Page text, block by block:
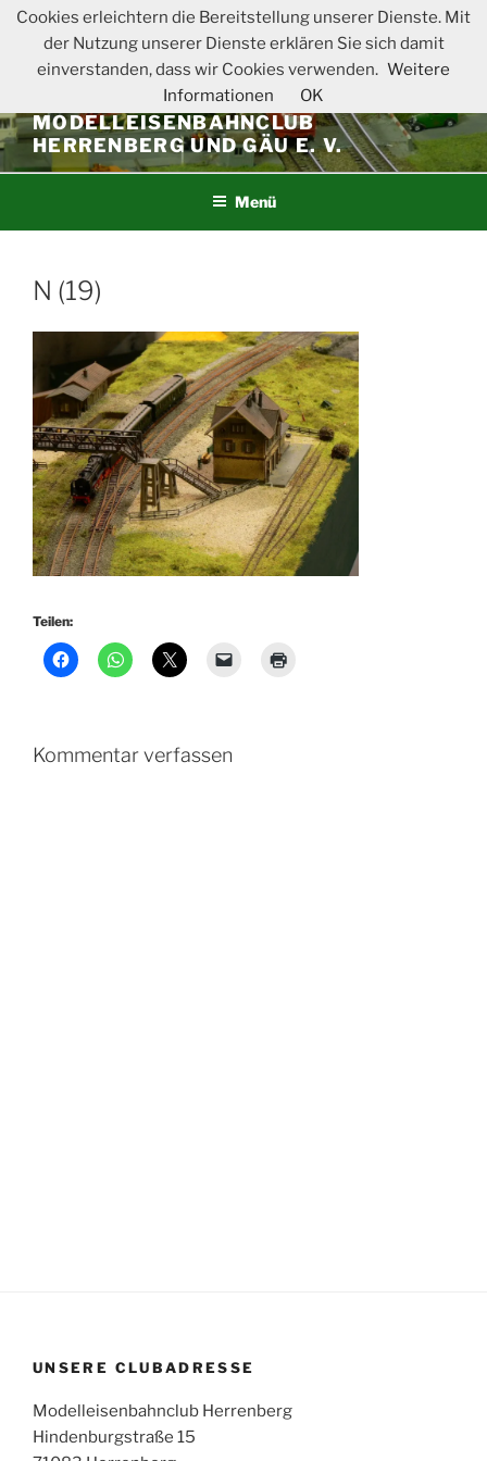
Zum
springen
MODELLEISENBAHNCLUB
HERRENBERG UND GÄU E. V.
Menü
N (19)
Teilen:
Kommentar verfassen
UNSERE CLUBADRESSE
Modelleisenbahnclub Herrenberg
Hindenburgstraße 15
Cookies erleichtern die Bereitstellung unserer Dienste. Mit
der Nutzung unserer Dienste erklären Sie sich damit
einverstanden, dass wir Cookies verwenden. Weitere
Informationen
OK